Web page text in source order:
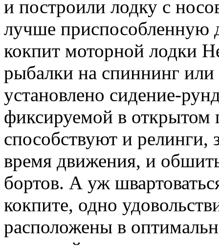
и построили лодку с
лучше
кокпит моторной лодки
рыбалки на спиннинг или
установлено сидение-
фиксируемой в
способствуют и релинги,
время движения, и
бортов. А уж
кокпите, одно
расположены в